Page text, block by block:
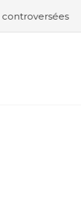
#Honda